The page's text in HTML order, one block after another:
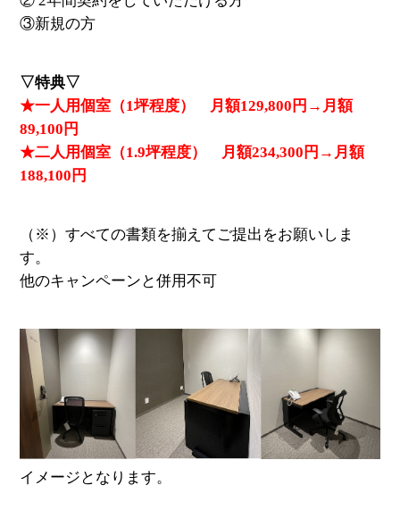
③新規の方
▽特典▽
★一人用個室（1坪程度） 月額129,800円→月額
89,100円
★二人用個室（1.9坪程度） 月額234,300円→月額
188,100円
（※）すべての書類を揃えてご提出をお願いしま
す。
他のキャンペーンと併用不可
イメージとなります。